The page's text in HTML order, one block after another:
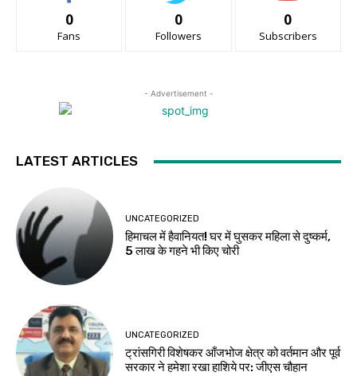
0
Fans
0
Followers
0
Subscribers
- Advertisement -
LATEST ARTICLES
UNCATEGORIZED
हिमाचल में हैवानियत! घर में घुसकर महिला से दुष्कर्म,
5 लाख के गहने भी किए चोरी
UNCATEGORIZED
ट्रांसगिरी विशेषकर आँजभोज क्षेत्र को वर्तमान और पूर्व
सरकार ने हमेशा रखा हाशिये पर: जीएस चौहान